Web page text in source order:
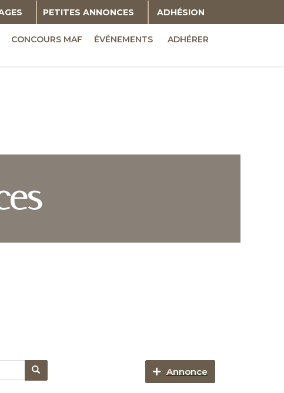
PETITES ANNONCES ADHÉSION
CONCOURS MAF ÉVÉNEMENTS
ADHÉRER
Annonce